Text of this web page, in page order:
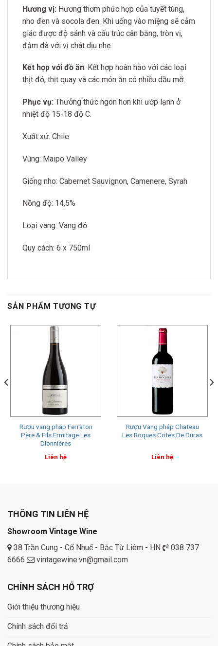
Hương vị: Hương thơm phức hợp của tuyết tùng,
nho đen và socola đen. Khi uống vào miệng sẽ cảm
giác được độ sánh và cấu trúc cân bằng, tròn vị,
đậm đà với vị chát dịu nhẹ.
Kết hợp với đồ ăn: Kết hợp hoàn hảo với các loại
thịt đỏ, thịt quay và các món ăn có nhiều dầu mỡ.
Phục vụ: Thưởng thức ngon hơn khi ướp lạnh ở
nhiệt độ 15-18 độ C.
Xuất xứ: Chile
Vùng: Maipo Valley
Giống nho: Cabernet Sauvignon, Camenere, Syrah
Nồng độ: 14,5%
Loại vang: Vang đỏ
Quy cách: 6 x 750ml
SẢN PHẨM TƯƠNG TỰ
Rượu vang pháp Ferraton
Père & Fils Ermitage Les
Dionnières
Liên hệ
Rượu Vang pháp Chateau
Les Roques Cotes De Duras
Liên hệ
THÔNG TIN LIÊN HỆ
Showroom Vintage Wine
38 Trần Cung - Cổ Nhuế - Bắc Từ Liêm - HN
038 737
6666
vintagewine.vn@gmail.com
CHÍNH SÁCH HỖ TRỢ
Giới thiệu thương hiệu
Chính sách đổi trả